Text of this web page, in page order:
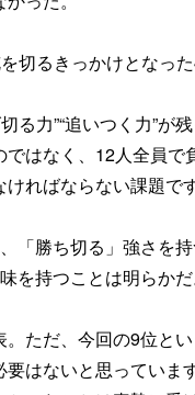
切るきっかけとなっ
る力”“追いつく力”
はなく、12人全員
ればならない課題で
「勝ち切る」強さを
を持つことは明らかだ
。ただ、今回の9位と
はないと思ってい